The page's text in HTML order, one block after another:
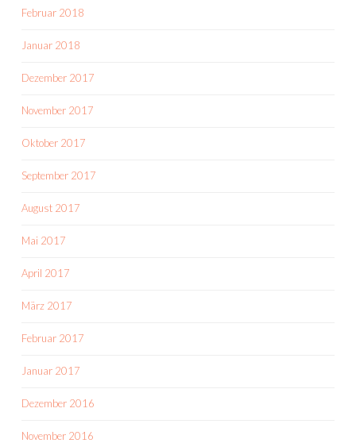
Februar 2018
Januar 2018
Dezember 2017
November 2017
Oktober 2017
September 2017
August 2017
Mai 2017
April 2017
März 2017
Februar 2017
Januar 2017
Dezember 2016
November 2016